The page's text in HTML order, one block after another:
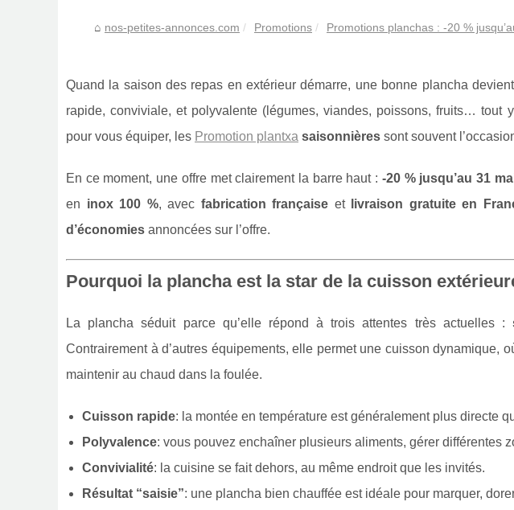
nos-petites-annonces.com Promotions Promotions planchas : -20 %
Quand la saison des repas en extérieur démarre, une bonne plancha
rapide, conviviale, et polyvalente (légumes, viandes, poissons, fruits… tout
pour vous équiper, les Promotion plantxa saisonnières sont souvent
En ce moment, une offre met clairement la barre haut : -20 % jusqu’au 31
en inox 100 %, avec fabrication française et livraison gratuite en
d’économies annoncées sur l’offre.
Pourquoi la plancha est la star de la cuisson
La plancha séduit parce qu’elle répond à trois attentes très actuelles :
Contrairement à d’autres équipements, elle permet une cuisson dynamique,
maintenir au chaud dans la foulée.
Cuisson rapide: la montée en température est généralement plus directe
Polyvalence: vous pouvez enchaîner plusieurs aliments, gérer différentes
Convivialité: la cuisine se fait dehors, au même endroit que les invités.
Résultat “saisie”: une plancha bien chauffée est idéale pour marquer,